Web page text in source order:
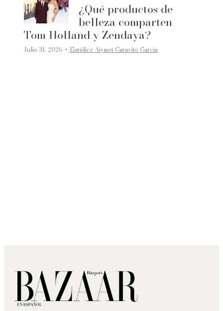
¿Qué productos de
belleza comparten
Tom Holland y Zendaya?
Julio 31, 2026 · Eurídice Aiymet Garavito García